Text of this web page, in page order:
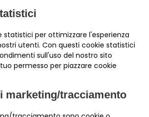
statistici per ottimizzare l'esperienza
utenti. Con questi cookie statistici
sull'uso del nostro sito
permesso per piazzare cookie
marketing/tracciamento